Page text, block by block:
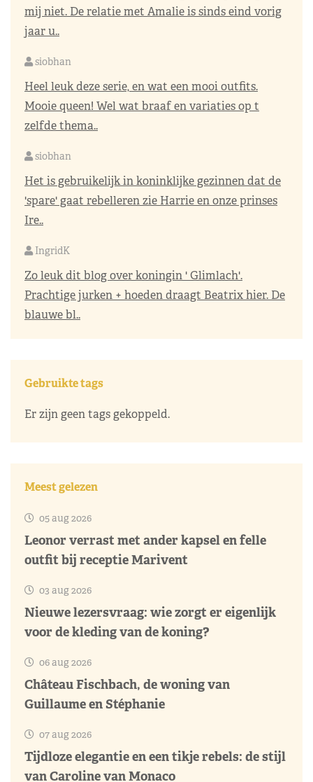
mij niet. De relatie met Amalie is sinds eind vorig
jaar u..
siobhan
Heel leuk deze serie, en wat een mooi outfits.
Mooie queen! Wel wat braaf en variaties op t
zelfde thema..
siobhan
Het is gebruikelijk in koninklijke gezinnen dat de
'spare' gaat rebelleren zie Harrie en onze prinses
Ire..
IngridK
Zo leuk dit blog over koningin ' Glimlach'.
Prachtige jurken + hoeden draagt Beatrix hier. De
blauwe bl..
Gebruikte tags
Er zijn geen tags gekoppeld.
Meest gelezen
05 aug 2026
Leonor verrast met ander kapsel en felle
outfit bij receptie Marivent
03 aug 2026
Nieuwe lezersvraag: wie zorgt er eigenlijk
voor de kleding van de koning?
06 aug 2026
Château Fischbach, de woning van
Guillaume en Stéphanie
07 aug 2026
Tijdloze elegantie en een tikje rebels: de stijl
van Caroline van Monaco